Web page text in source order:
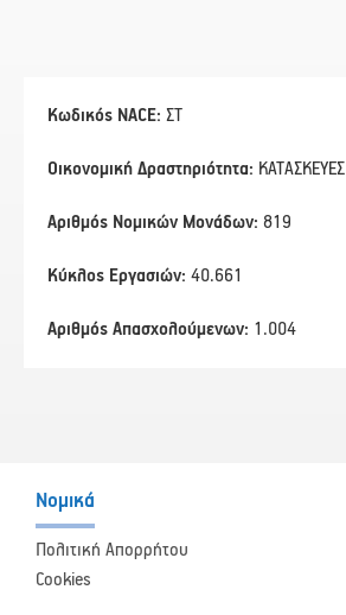
Κωδικός NACE: ΣΤ
Οικονομική Δραστηριότητα: ΚΑΤΑΣΚΕΥΕΣ
Αριθμός Νομικών Μονάδων: 819
Κύκλος Εργασιών: 40.661
Αριθμός Απασχολούμενων: 1.004
Νομικά
Πολιτική Απορρήτου
Cookies